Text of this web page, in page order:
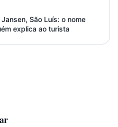
São Luís: o nome
explica ao turista